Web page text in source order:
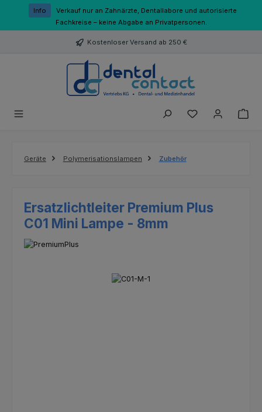
Zum Hauptinhalt springen
Info
Verkauf nur an Zahnärzte, Dentallabore und autorisierte
Fachkreise – keine Abgabe an Privatpersonen.
Kostenloser Versand ab 250 €
Du hast 0
Geräte Polymerisationslampen Zubehör
Ersatzlichtleiter Premium Plus
C01 Mini Lampe - 8mm
Bildergalerie überspringen